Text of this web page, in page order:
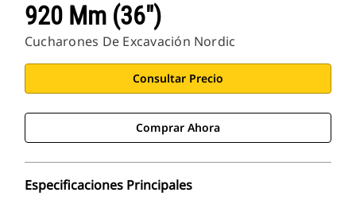
920 Mm (36")
Cucharones De Excavación Nordic
Consultar Precio
Comprar Ahora
Especificaciones Principales